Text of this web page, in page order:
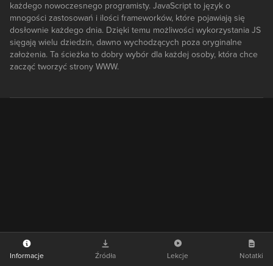
każdego nowoczesnego programisty. JavaScript to język o
mnogości zastosowań i ilości frameworków, które pojawiają się
dosłownie każdego dnia. Dzięki temu możliwości wykorzystania JS
sięgają wielu dziedzin, dawno wychodzących poza oryginalne
założenia. Ta ścieżka to dobry wybór dla każdej osoby, która chce
zacząć tworzyć strony WWW.
Informacje Źródła Lekcje Notatki